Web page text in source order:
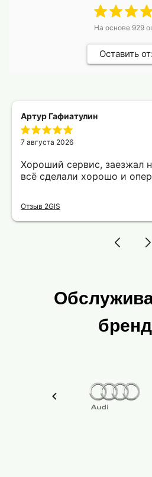
На основе 929
Оставить
Артур Гафиатулин
7 августа 2026
Хороший сервис, заезжал
всё сделали хорошо и
Отзыв 2GIS